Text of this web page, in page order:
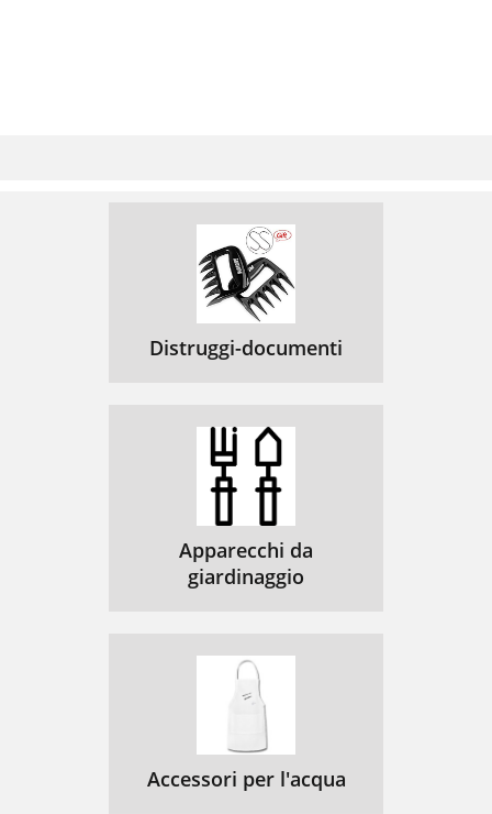
Distruggi-documenti
Apparecchi da
giardinaggio
Accessori per l'acqua